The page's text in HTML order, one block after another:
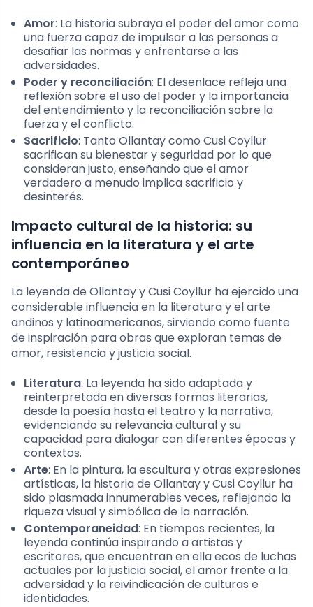
Amor: La historia subraya el poder del amor como
una fuerza capaz de impulsar a las personas a
desafiar las normas y enfrentarse a las
adversidades.
Poder y reconciliación: El desenlace refleja una
reflexión sobre el uso del poder y la importancia
del entendimiento y la reconciliación sobre la
fuerza y el conflicto.
Sacrificio: Tanto Ollantay como Cusi Coyllur
sacrifican su bienestar y seguridad por lo que
consideran justo, enseñando que el amor
verdadero a menudo implica sacrificio y
desinterés.
Impacto cultural de la historia: su
influencia en la literatura y el arte
contemporáneo
La leyenda de Ollantay y Cusi Coyllur ha ejercido una
considerable influencia en la literatura y el arte
andinos y latinoamericanos, sirviendo como fuente
de inspiración para obras que exploran temas de
amor, resistencia y justicia social.
Literatura: La leyenda ha sido adaptada y
reinterpretada en diversas formas literarias,
desde la poesía hasta el teatro y la narrativa,
evidenciando su relevancia cultural y su
capacidad para dialogar con diferentes épocas y
contextos.
Arte: En la pintura, la escultura y otras expresiones
artísticas, la historia de Ollantay y Cusi Coyllur ha
sido plasmada innumerables veces, reflejando la
riqueza visual y simbólica de la narración.
Contemporaneidad: En tiempos recientes, la
leyenda continúa inspirando a artistas y
escritores, que encuentran en ella ecos de luchas
actuales por la justicia social, el amor frente a la
adversidad y la reivindicación de culturas e
identidades.